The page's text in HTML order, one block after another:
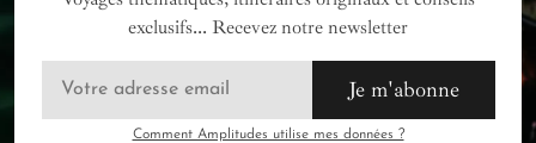
exclusifs... Recevez notre newsletter
Je m'abonne
Comment Amplitudes utilise mes données ?